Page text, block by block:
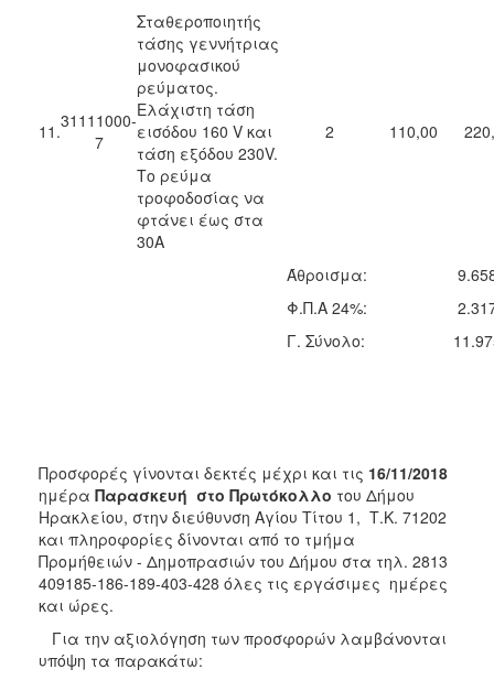
11.31111000-
7
Σταθεροποιητής
τάσης γεννήτριας
μονοφασικού
ρεύματος.
Ελάχιστη τάση
εισόδου 160 V και
τάση εξόδου 230V.
Το ρεύμα
τροφοδοσίας να
φτάνει έως στα
30Α
2 110,00
Άθροισμα:
Φ.Π.Α 24%:
Γ. Σύνολο:
Προσφορές γίνονται δεκτές μέχρι και τις 16/11/2018
ημέρα Παρασκευή στο Πρωτόκολλο του Δήμου
Ηρακλείου, στην διεύθυνση Αγίου Τίτου 1, Τ.Κ. 71202
και πληροφορίες δίνονται από το τμήμα
Προμήθειών - Δημοπρασιών του Δήμου στα τηλ. 2813
409185-186-189-403-428 όλες τις εργάσιμες ημέρες
και ώρες.
Για την αξιολόγηση των προσφορών λαμβάνονται
υπόψη τα παρακάτω: